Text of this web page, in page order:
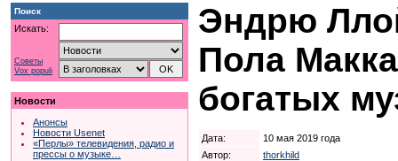
Поиск
Искать:
Советы
Vox populi
Новости
Анонсы
Новости Usenet
«Перлы» телевидения, радио и
прессы о музыке…
Эндрю
Пола
богатых
Дата:
10 мая 2019 года
Автор:
thorkhild